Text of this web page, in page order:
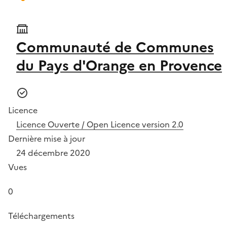
Communauté de Communes
du Pays d'Orange en Provence
Licence
Licence Ouverte / Open Licence version 2.0
Dernière mise à jour
24 décembre 2020
Vues
0
Téléchargements